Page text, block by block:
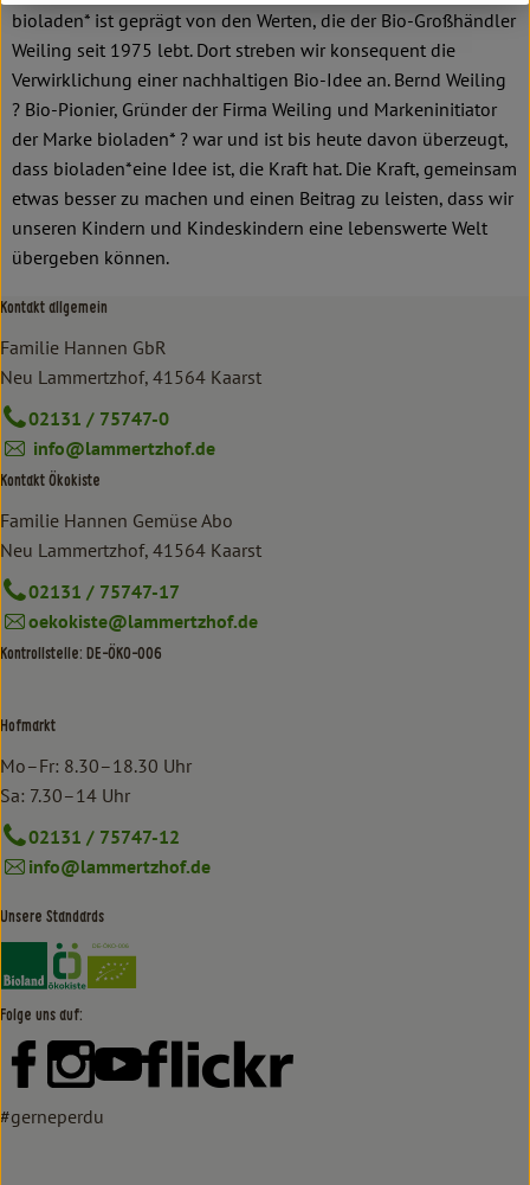
bioladen* ist geprägt von den Werten, die der Bio-Großhändler
Weiling seit 1975 lebt. Dort streben wir konsequent die
Verwirklichung einer nachhaltigen Bio-Idee an. Bernd Weiling
? Bio-Pionier, Gründer der Firma Weiling und Markeninitiator
der Marke bioladen* ? war und ist bis heute davon überzeugt,
dass bioladen*eine Idee ist, die Kraft hat. Die Kraft, gemeinsam
etwas besser zu machen und einen Beitrag zu leisten, dass wir
unseren Kindern und Kindeskindern eine lebenswerte Welt
übergeben können.
Kontakt allgemein
Familie Hannen GbR
Neu Lammertzhof, 41564 Kaarst
02131 / 75747-0
info@lammertzhof.de
Kontakt Ökokiste
Familie Hannen Gemüse Abo
Neu Lammertzhof, 41564 Kaarst
02131 / 75747-17
oekokiste@lammertzhof.de
Kontrollstelle: DE-ÖKO-006
Hofmarkt
Mo–Fr: 8.30–18.30 Uhr
Sa: 7.30–14 Uhr
02131 / 75747-12
info@lammertzhof.de
Unsere Standards
Externer Link zu https://www.bioland.de/verbraucher
Externer Link zu https://www.oekokiste.de/
Folge uns auf:
Externer Link zu https://www.facebook.com/lammertzhof/
Externer Link zu https://www.instagram.com/
Externer Link zu https://www.youtube.com/
Externer Link zu https://
#gerneperdu